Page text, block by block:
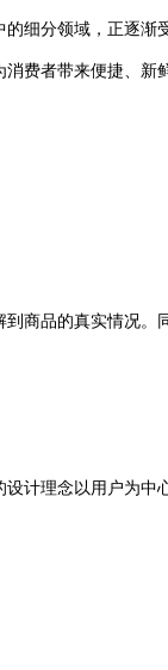
细分领域，正逐渐
消费者带来便捷、新
商品的真实情况。
计理念以用户为中